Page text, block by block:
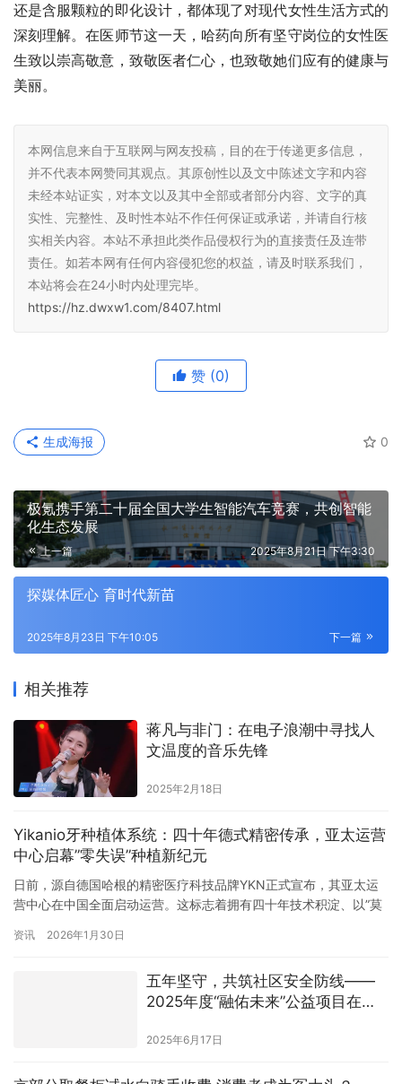
还是含服颗粒的即化设计，都体现了对现代女性生活方式的
深刻理解。在医师节这一天，哈药向所有坚守岗位的女性医
生致以崇高敬意，致敬医者仁心，也致敬她们应有的健康与
美丽。
本网信息来自于互联网与网友投稿，目的在于传递更多信息，
并不代表本网赞同其观点。其原创性以及文中陈述文字和内容
未经本站证实，对本文以及其中全部或者部分内容、文字的真
实性、完整性、及时性本站不作任何保证或承诺，并请自行核
实相关内容。本站不承担此类作品侵权行为的直接责任及连带
责任。如若本网有任何内容侵犯您的权益，请及时联系我们，
本站将会在24小时内处理完毕。
https://hz.dwxw1.com/8407.html
赞 (0)
0
生成海报
极氪携手第二十届全国大学生智能汽车竞赛，共创智能
化生态发展
上一篇 2025年8月21日 下午3:30
探媒体匠心 育时代新苗
下一篇
2025年8月23日 下午10:05
相关推荐
​蒋凡与非门：在电子浪潮中寻找人
文温度的音乐先锋
2025年2月18日
Yikanio牙种植体系统：四十年德式精密传承，亚太运营
中心启幕”零失误”种植新纪元
日前，源自德国哈根的精密医疗科技品牌YKN正式宣布，其亚太运
营中心在中国全面启动运营。这标志着拥有四十年技术积淀、以”莫
年中德技术合作过渡后，正式开启亚太市场的深度布局。 从1985到
年。当时，现任技术团队负…
资讯 2026年1月30日
五年坚守，共筑社区安全防线——
2025年度“融佑未来”公益项目在济
2025年6月17日